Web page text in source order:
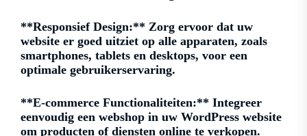
**Responsief Design:** Zorg ervoor dat uw
website er goed uitziet op alle apparaten, zoals
smartphones, tablets en desktops, voor een
optimale gebruikerservaring.
**E-commerce Functionaliteiten:** Integreer
eenvoudig een webshop in uw WordPress website
om producten of diensten online te verkopen.